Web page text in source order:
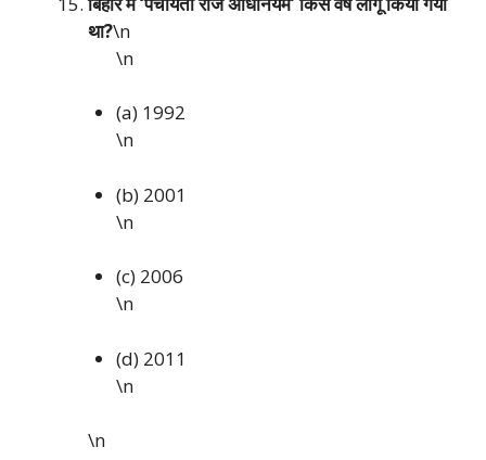
था?\n
\n
(a) 1992
\n
(b) 2001
\n
(c) 2006
\n
(d) 2011
\n
\n